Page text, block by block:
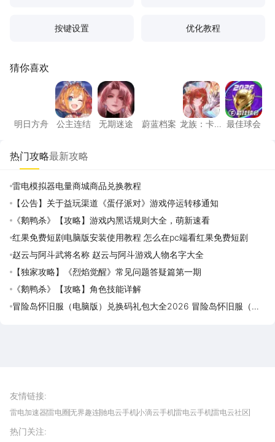
按键设置 优化教程
猜你喜欢
明日方舟
明日方舟
公主连结
公主连结
无期迷途
无期迷途
蔚蓝档案
蔚蓝档案
龙族：卡塞尔之
龙族：卡
最佳球
最佳球会
热门攻略最新攻略
雷电模拟器电量商城商品兑换教程
【公告】关于益玩渠道《蛋仔派对》游戏停运转移通知
《鹅鸭杀》【攻略】游戏内黑话规则大全，萌新速看
红果免费短剧电脑版安装使用教程 怎么在pc端看红果免费短剧
赵云与阿斗武将名称 赵云与阿斗游戏人物名字大全
【独家攻略】《烈焰觉醒》常见问题答疑篇第一期
《鹅鸭杀》【攻略】角色技能详解
冒险岛怀旧服（电脑版）兑换码礼包大全2026 冒险岛怀旧服（电
友情链接:
雷电加速器雷电圈无界趣连驰电云手机小滴云手机雷电云手机雷电云社区
我爱vr网华军软件园
热门关注: